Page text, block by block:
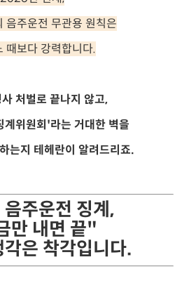
음주운전 무관용 원칙은
때보다 강력합니다.
처벌로 끝나지 않고,
계위원회'라는 거대한 벽을
는지 테헤란이 알려드리죠.
주운전 징계,
만 내면 끝"
은 착각입니다.